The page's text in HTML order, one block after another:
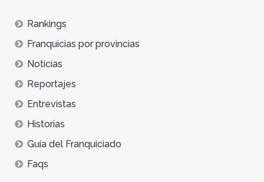
Rankings
Franquicias por provincias
Noticias
Reportajes
Entrevistas
Historias
Guía del Franquiciado
Faqs